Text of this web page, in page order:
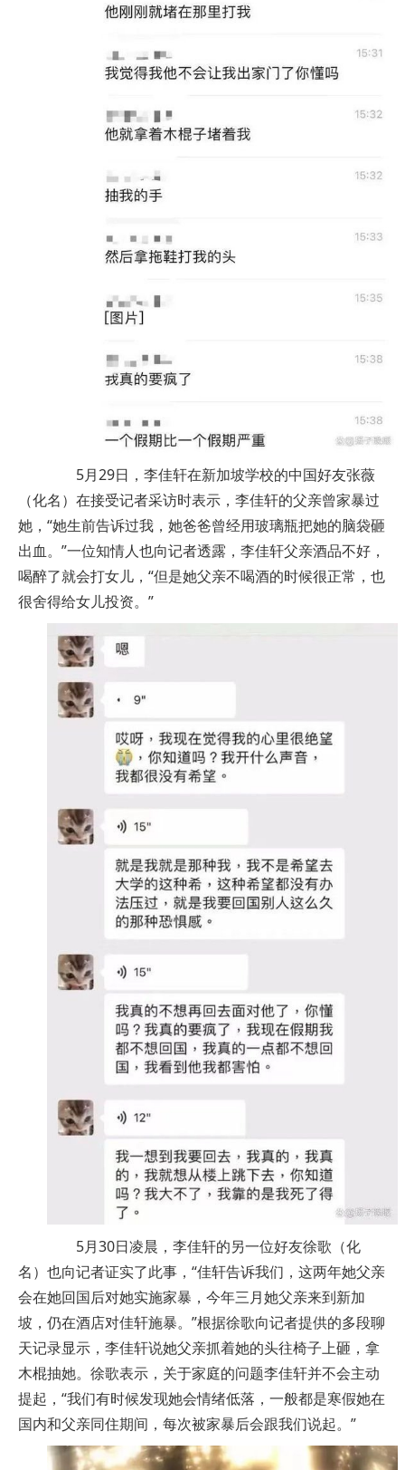
5月29日，李佳轩在新加坡学校的中国好友张薇
（化名）在接受记者采访时表示，李佳轩的父亲曾家暴过
她，“她生前告诉过我，她爸爸曾经用玻璃瓶把她的脑袋砸
出血。”一位知情人也向记者透露，李佳轩父亲酒品不好，
喝醉了就会打女儿，“但是她父亲不喝酒的时候很正常，也
很舍得给女儿投资。”
5月30日凌晨，李佳轩的另一位好友徐歌（化
名）也向记者证实了此事，“佳轩告诉我们，这两年她父亲
会在她回国后对她实施家暴，今年三月她父亲来到新加
坡，仍在酒店对佳轩施暴。”根据徐歌向记者提供的多段聊
天记录显示，李佳轩说她父亲抓着她的头往椅子上砸，拿
木棍抽她。徐歌表示，关于家庭的问题李佳轩并不会主动
提起，“我们有时候发现她会情绪低落，一般都是寒假她在
国内和父亲同住期间，每次被家暴后会跟我们说起。”